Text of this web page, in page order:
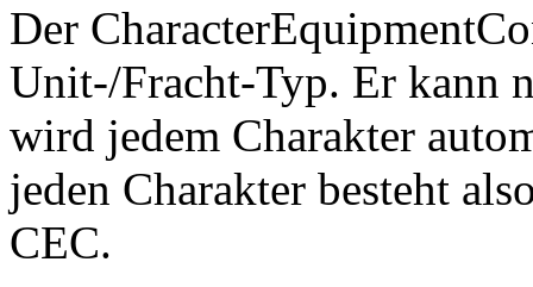
Der
Unit-/Fracht-Typ. Er kann
wird jedem Charakter
jeden Charakter besteht
CEC.